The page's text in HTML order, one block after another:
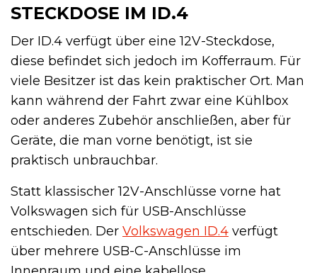
STECKDOSE IM ID.4
Der ID.4 verfügt über eine 12V-Steckdose,
diese befindet sich jedoch im Kofferraum. Für
viele Besitzer ist das kein praktischer Ort. Man
kann während der Fahrt zwar eine Kühlbox
oder anderes Zubehör anschließen, aber für
Geräte, die man vorne benötigt, ist sie
praktisch unbrauchbar.
Statt klassischer 12V-Anschlüsse vorne hat
Volkswagen sich für USB-Anschlüsse
entschieden. Der Volkswagen ID.4 verfügt
über mehrere USB-C-Anschlüsse im